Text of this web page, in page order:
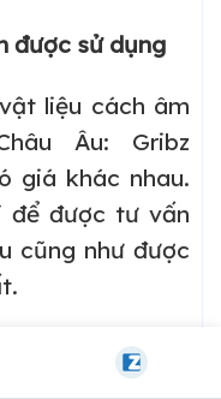
được sử dụng
liệu cách âm
Âu: Gribz
giá khác nhau.
để được tư vấn
cũng như được
âm cho xe